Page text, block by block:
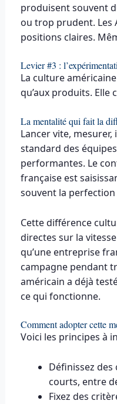
produisent souvent
ou trop prudent. Les
positions claires.
Levier #3 :
La culture
qu’aux produits. Elle
La mentalité qui fait la
Lancer vite, mesurer,
standard des
performantes. Le
française est
souvent la
Cette différence
directes sur la
qu’une entreprise
campagne pendant
américain a déjà
ce qui fonctionne.
Comment adopter cette
Voici les principes à
Définissez des
courts, entre
Fixez des